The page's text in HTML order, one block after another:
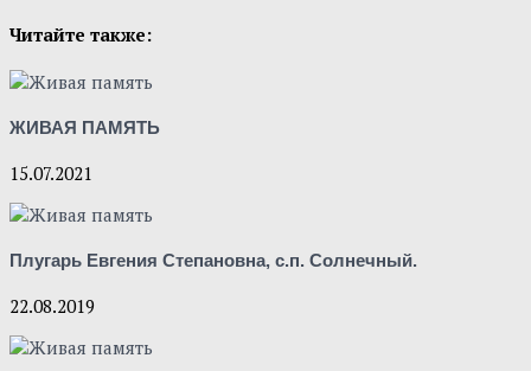
Читайте также:
ЖИВАЯ ПАМЯТЬ
15.07.2021
Плугарь Евгения Степановна, с.п. Солнечный.
22.08.2019